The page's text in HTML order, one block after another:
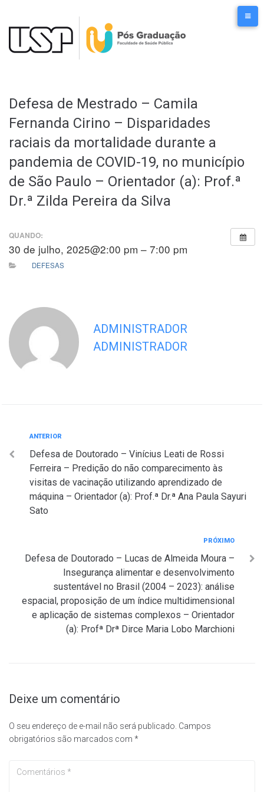
conteúdo
Defesa de Mestrado – Camila
Fernanda Cirino – Disparidades
raciais da mortalidade durante a
pandemia de COVID-19, no município
de São Paulo – Orientador (a): Prof.ª
Dr.ª Zilda Pereira da Silva
QUANDO:
30 de julho, 2025@2:00 pm – 7:00 pm
DEFESAS
ADMINISTRADOR
ADMINISTRADOR
Navegação
de
Post
Anterior
ANTERIOR
Defesa de Doutorado – Vinícius Leati de Rossi
Ferreira – Predição do não comparecimento às
visitas de vacinação utilizando aprendizado de
máquina – Orientador (a): Prof.ª Dr.ª Ana Paula Sayuri
Sato
PRÓXIMO
Defesa de Doutorado – Lucas de Almeida Moura –
Insegurança alimentar e desenvolvimento
sustentável no Brasil (2004 – 2023): análise
espacial, proposição de um índice multidimensional
e aplicação de sistemas complexos – Orientador
(a): Profª Drª Dirce Maria Lobo Marchioni
Deixe um comentário
O seu endereço de e-mail não será publicado. Campos
obrigatórios são marcados com *